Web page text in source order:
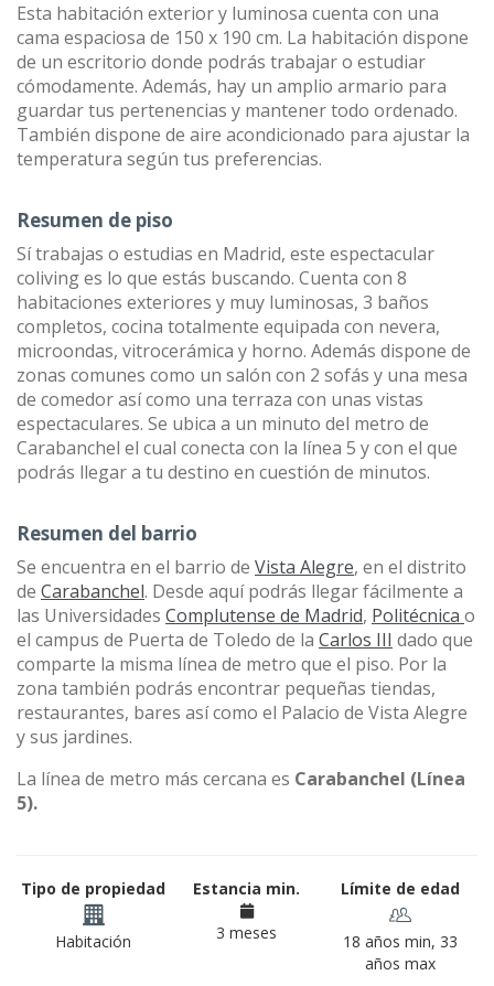
Esta habitación exterior y luminosa cuenta con una
cama espaciosa de 150 x 190 cm. La habitación dispone
de un escritorio donde podrás trabajar o estudiar
cómodamente. Además, hay un amplio armario para
guardar tus pertenencias y mantener todo ordenado.
También dispone de aire acondicionado para ajustar la
temperatura según tus preferencias.
Resumen de piso
Sí trabajas o estudias en Madrid, este espectacular
coliving es lo que estás buscando. Cuenta con 8
habitaciones exteriores y muy luminosas, 3 baños
completos, cocina totalmente equipada con nevera,
microondas, vitrocerámica y horno. Además dispone de
zonas comunes como un salón con 2 sofás y una mesa
de comedor así como una terraza con unas vistas
espectaculares. Se ubica a un minuto del metro de
Carabanchel el cual conecta con la línea 5 y con el que
podrás llegar a tu destino en cuestión de minutos.
Resumen del barrio
Se encuentra en el barrio de Vista Alegre, en el distrito
de Carabanchel. Desde aquí podrás llegar fácilmente a
las Universidades Complutense de Madrid, Politécnica o
el campus de Puerta de Toledo de la Carlos III dado que
comparte la misma línea de metro que el piso. Por la
zona también podrás encontrar pequeñas tiendas,
restaurantes, bares así como el Palacio de Vista Alegre
y sus jardines.
La línea de metro más cercana es Carabanchel (Línea
5).
Tipo de propiedad
Habitación
Estancia min.
3 meses
Límite de edad
18 años min, 33
años max